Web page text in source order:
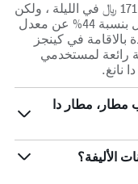
تكلف فنادق دا نانغ المصنفة 3 نجوم عادة 171 ﷼ في الليلة ، ولكن
وسطياً يتوفر كينجز فينجر هوتل بسعر أقل بنسبة 44% عن معدل
في كينجز
صفقة رائعة لمستخدمي
مطار دا
الأليفة؟